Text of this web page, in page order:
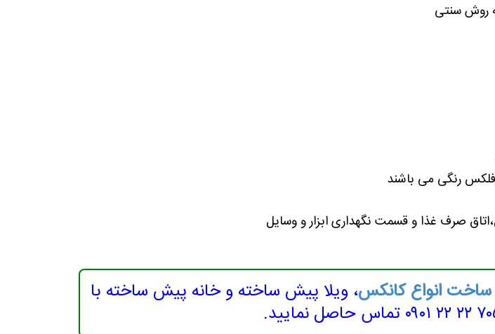
روش سنتی
رنگی می باشند
،اتاق صرف غذا و قسمت نگهداری ابزار و وسایل
ساخت انواع کانکس، ویلا پیش ساخته و خانه پیش ساخته با